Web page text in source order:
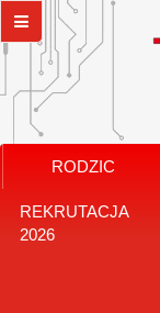
RODZIC
REKRUTACJA
2026